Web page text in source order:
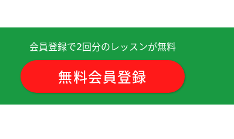
事情来放松一下。
这样的人活得更久的概率更高。 另外、学习外语具有
为你正在学习日语和英语、所以因痴呆症而出现问题
做各种各样的菜。
谢谢老师！
会員登録で2回分のレッスンが無料
無料会員登録